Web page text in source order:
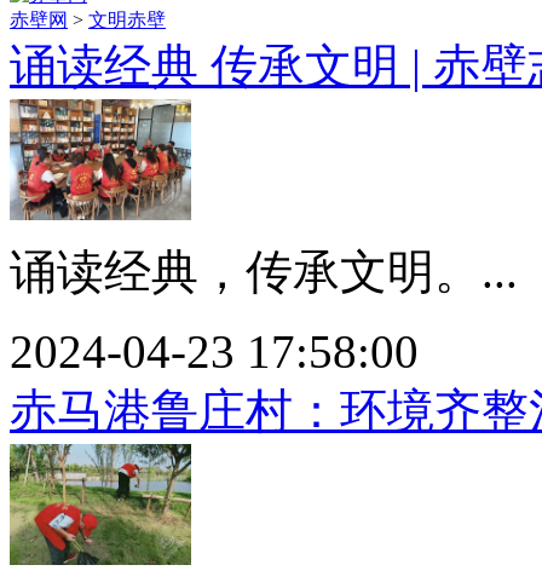
赤壁网 > 文明赤壁
诵读经典 传承文明 | 赤
诵读经典，传承文明。...
2024-04-23 17:58:00
赤马港鲁庄村：环境齐